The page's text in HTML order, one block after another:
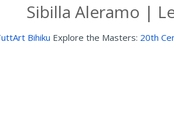
Sibilla Aleramo |
Bihiku Explore the Masters: 20th